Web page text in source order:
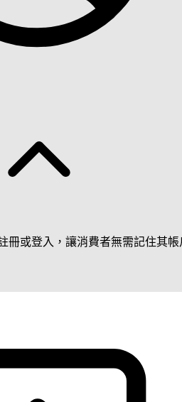
冊或登入，讓消費者無需記住其帳